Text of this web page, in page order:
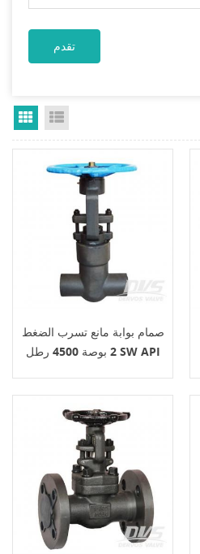
Grid View
صمام بوابة مانع تسرب الضغط
2 بوصة 4500 رطل SW API